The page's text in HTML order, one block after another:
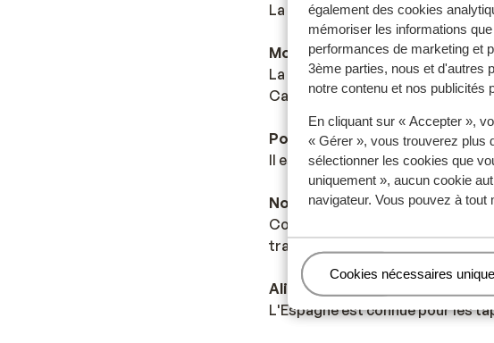
également des cookies
mémoriser les informations
performances de marketing et
3ème parties, nous et d'autres
notre contenu et nos publicités
En cliquant sur « Accepter »,
« Gérer », vous trouverez plus
sélectionner les cookies que
uniquement », aucun cookie
navigateur. Vous pouvez à
Gérer
Cookies nécessaires
La langue officielle est
Monnaie
La monnaie officielle est l’euro.
Canaries.
Pourboires
Il est habituel en Espagne de
Norme électrique
Comme dans la majorité des
transformateur/adaptateur n'est
Alimentation
L'Espagne est connue pour les